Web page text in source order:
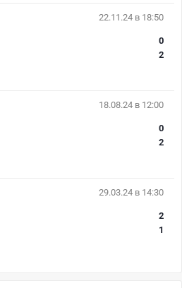
22.11.24 в 18:50
0
2
18.08.24 в 12:00
0
2
29.03.24 в 14:30
2
1